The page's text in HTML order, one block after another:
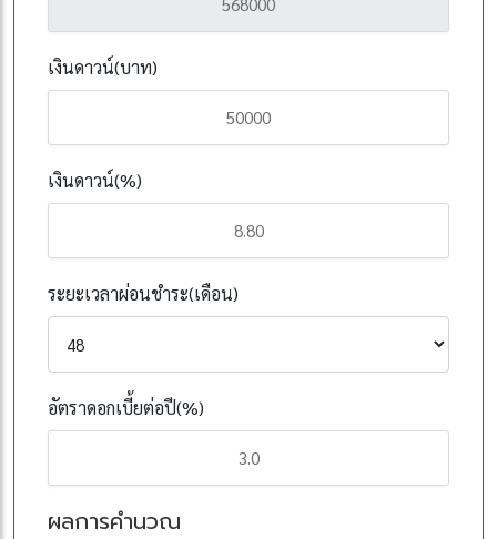
เงินดาวน์(บาท)
เงินดาวน์(%)
ระยะเวลาผ่อนชำระ(เดือน)
อัตราดอกเบี้ยต่อปี(%)
ผลการคำนวณ